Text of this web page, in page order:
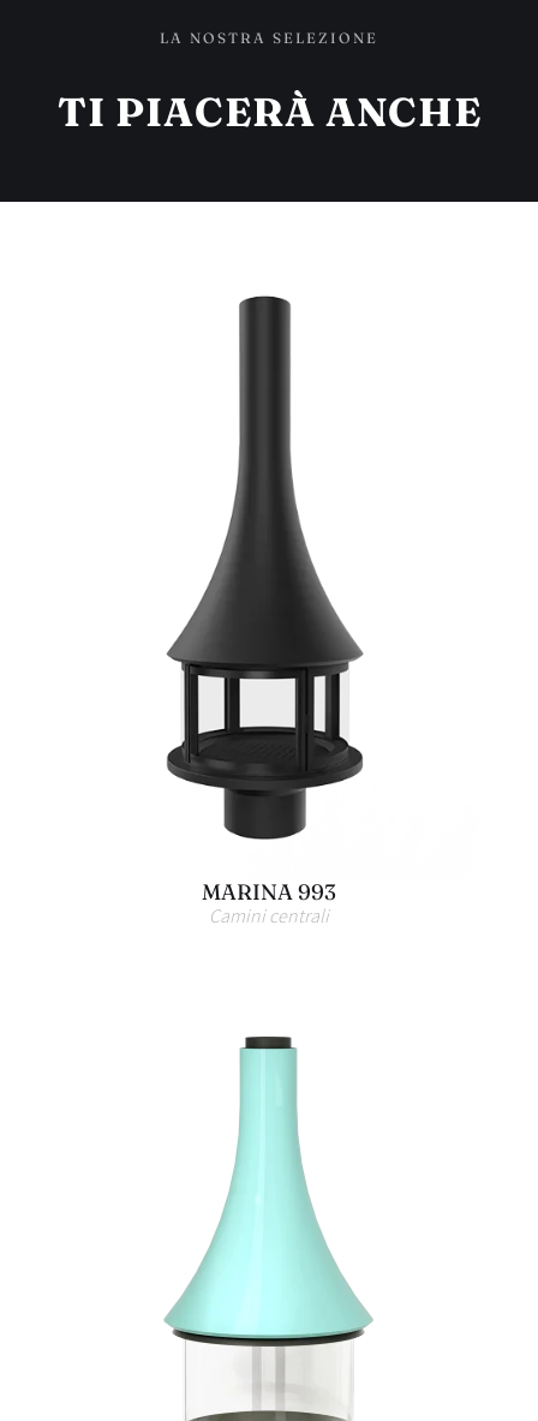
LA NOSTRA SELEZIONE
TI PIACERÀ ANCHE
MARINA 993
Camini centrali